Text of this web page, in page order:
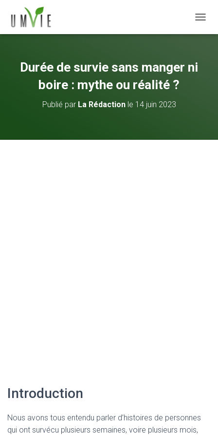
Durée de survie sans manger ni
boire : mythe ou réalité ?
Publié par La Rédactionle 14 juin 2023
Introduction
Nous avons tous entendu parler d’histoires de personnes
qui ont survécu plusieurs semaines, voire plusieurs mois,